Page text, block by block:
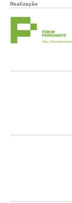
Realização